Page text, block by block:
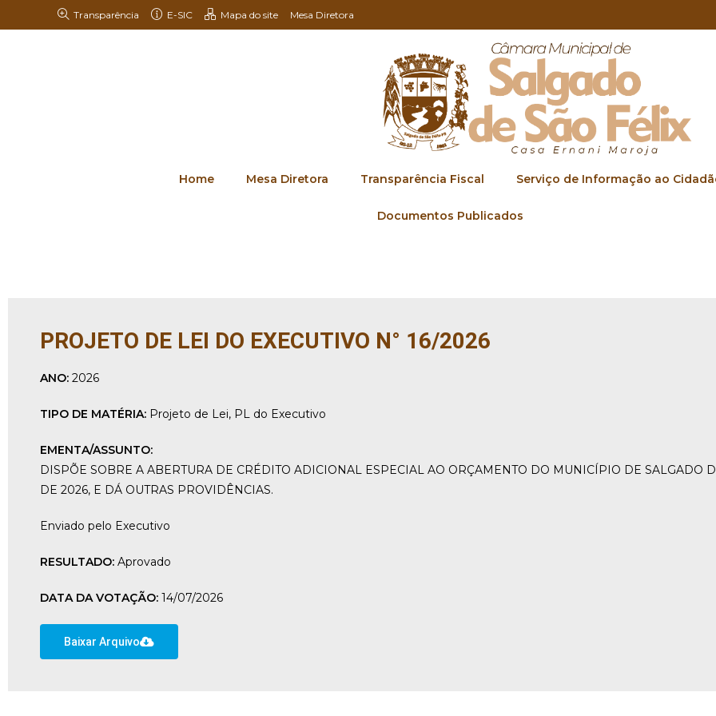
Transparência E-SIC Mapa do site Mesa Diretora
Home Mesa Diretora Transparência Fiscal Serviço de Informação ao
Documentos Publicados
PROJETO DE LEI DO EXECUTIVO N° 16/2026
ANO: 2026
TIPO DE MATÉRIA: Projeto de Lei, PL do Executivo
EMENTA/ASSUNTO:
DISPÕE SOBRE A ABERTURA DE CRÉDITO ADICIONAL ESPECIAL AO ORÇAMENTO DO MUNICÍPIO DE SALGADO
DE 2026, E DÁ OUTRAS PROVIDÊNCIAS.
Enviado pelo Executivo
RESULTADO: Aprovado
DATA DA VOTAÇÃO: 14/07/2026
Baixar Arquivo